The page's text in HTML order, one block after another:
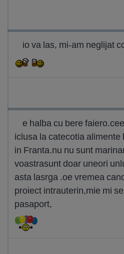
io va las, mi-am neglijat
e halba cu bere
iclusa la catecotia alimente
in Franta.nu nu sunt
voastrasunt doar uneori
asta lasrga .oe vremea
proiect intrauterin,mie mi
pasaport,